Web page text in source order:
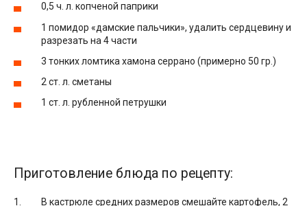
0,5 ч. л. копченой паприки
1 помидор «дамские пальчики», удалить сердцевину и
разрезать на 4 части
3 тонких ломтика хамона серрано (примерно 50 гр.)
2 ст. л. сметаны
1 ст. л. рубленной петрушки
Приготовление блюда по рецепту:
В кастрюле средних размеров смешайте картофель, 2